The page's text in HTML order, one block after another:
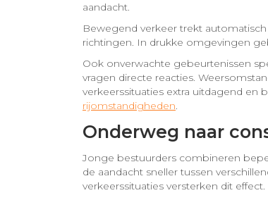
aandacht.
Bewegend verkeer trekt
richtingen. In drukke omgevingen
Ook onverwachte gebeurtenissen
vragen directe reacties.
verkeerssituaties extra uitdagend en
rijomstandigheden.
Onderweg naar
Jonge bestuurders combineren
de aandacht sneller tussen
verkeerssituaties versterken dit effect.